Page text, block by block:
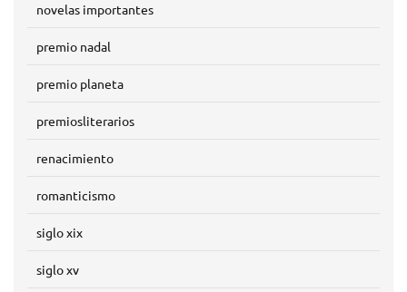
novelas importantes
premio nadal
premio planeta
premiosliterarios
renacimiento
romanticismo
siglo xix
siglo xv